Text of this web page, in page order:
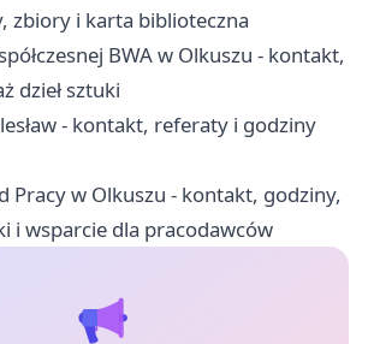
zbiory i karta biblioteczna
BWA w Olkuszu - kontakt,
dzieł sztuki
- kontakt, referaty i godziny
Pracy w Olkuszu - kontakt, godziny,
i wsparcie dla pracodawców